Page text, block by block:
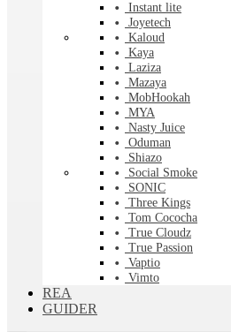
Instant lite
Joyetech
Kaloud
Kaya
Laziza
Mazaya
MobHookah
MYA
Nasty Juice
Oduman
Shiazo
Social Smoke
SONIC
Three Kings
Tom Cococha
True Cloudz
True Passion
Vaptio
Vimto
REA
GUIDER